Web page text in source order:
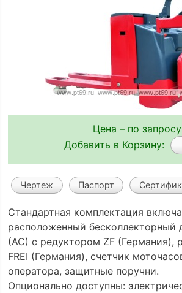
Цена – по запросу
Добавить в Корзину:
Чертеж Паспорт
Стандартная комплектация
расположенный бесколлекторный
(АС) с редуктором ZF (Германия),
FREI (Германия), счетчик
оператора, защитные поручни.
Опционально доступны: